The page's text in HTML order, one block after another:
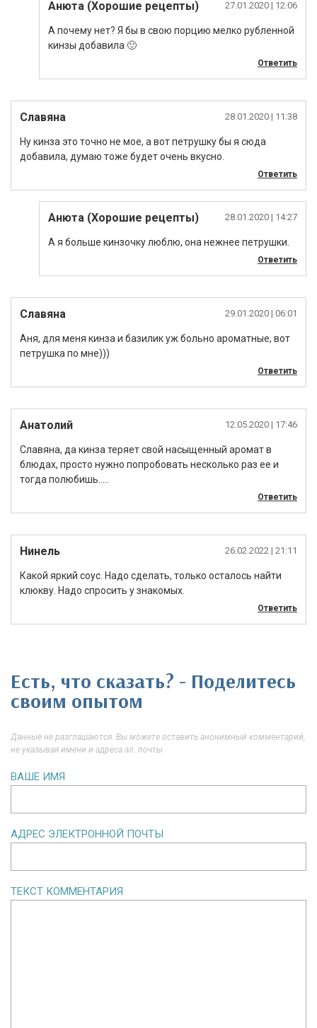
Анюта (Хорошие рецепты) 27.01.2020 | 12:06
А почему нет? Я бы в свою порцию мелко рубленной
кинзы добавила 🙂
Ответить
Славяна 28.01.2020 | 11:38
Ну кинза это точно не мое, а вот петрушку бы я сюда
добавила, думаю тоже будет очень вкусно.
Ответить
Анюта (Хорошие рецепты) 28.01.2020 | 14:27
А я больше кинзочку люблю, она нежнее петрушки.
Ответить
Славяна 29.01.2020 | 06:01
Аня, для меня кинза и базилик уж больно ароматные, вот
петрушка по мне)))
Ответить
Анатолий 12.05.2020 | 17:46
Славяна, да кинза теряет свой насыщенный аромат в
блюдах, просто нужно попробовать несколько раз ее и
тогда полюбишь…..
Ответить
Нинель 26.02.2022 | 21:11
Какой яркий соус. Надо сделать, только осталось найти
клюкву. Надо спросить у знакомых.
Ответить
Есть, что сказать? - Поделитесь
своим опытом
Данные не разглашаются. Вы можете оставить анонимный комментарий,
не указывая имени и адреса эл. почты
ВАШЕ ИМЯ
АДРЕС ЭЛЕКТРОННОЙ ПОЧТЫ
ТЕКСТ КОММЕНТАРИЯ